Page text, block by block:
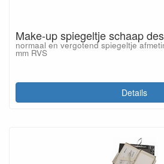
Make-up spiegeltje schaap
normaal en vergotend spiegeltje
mm RVS
Details